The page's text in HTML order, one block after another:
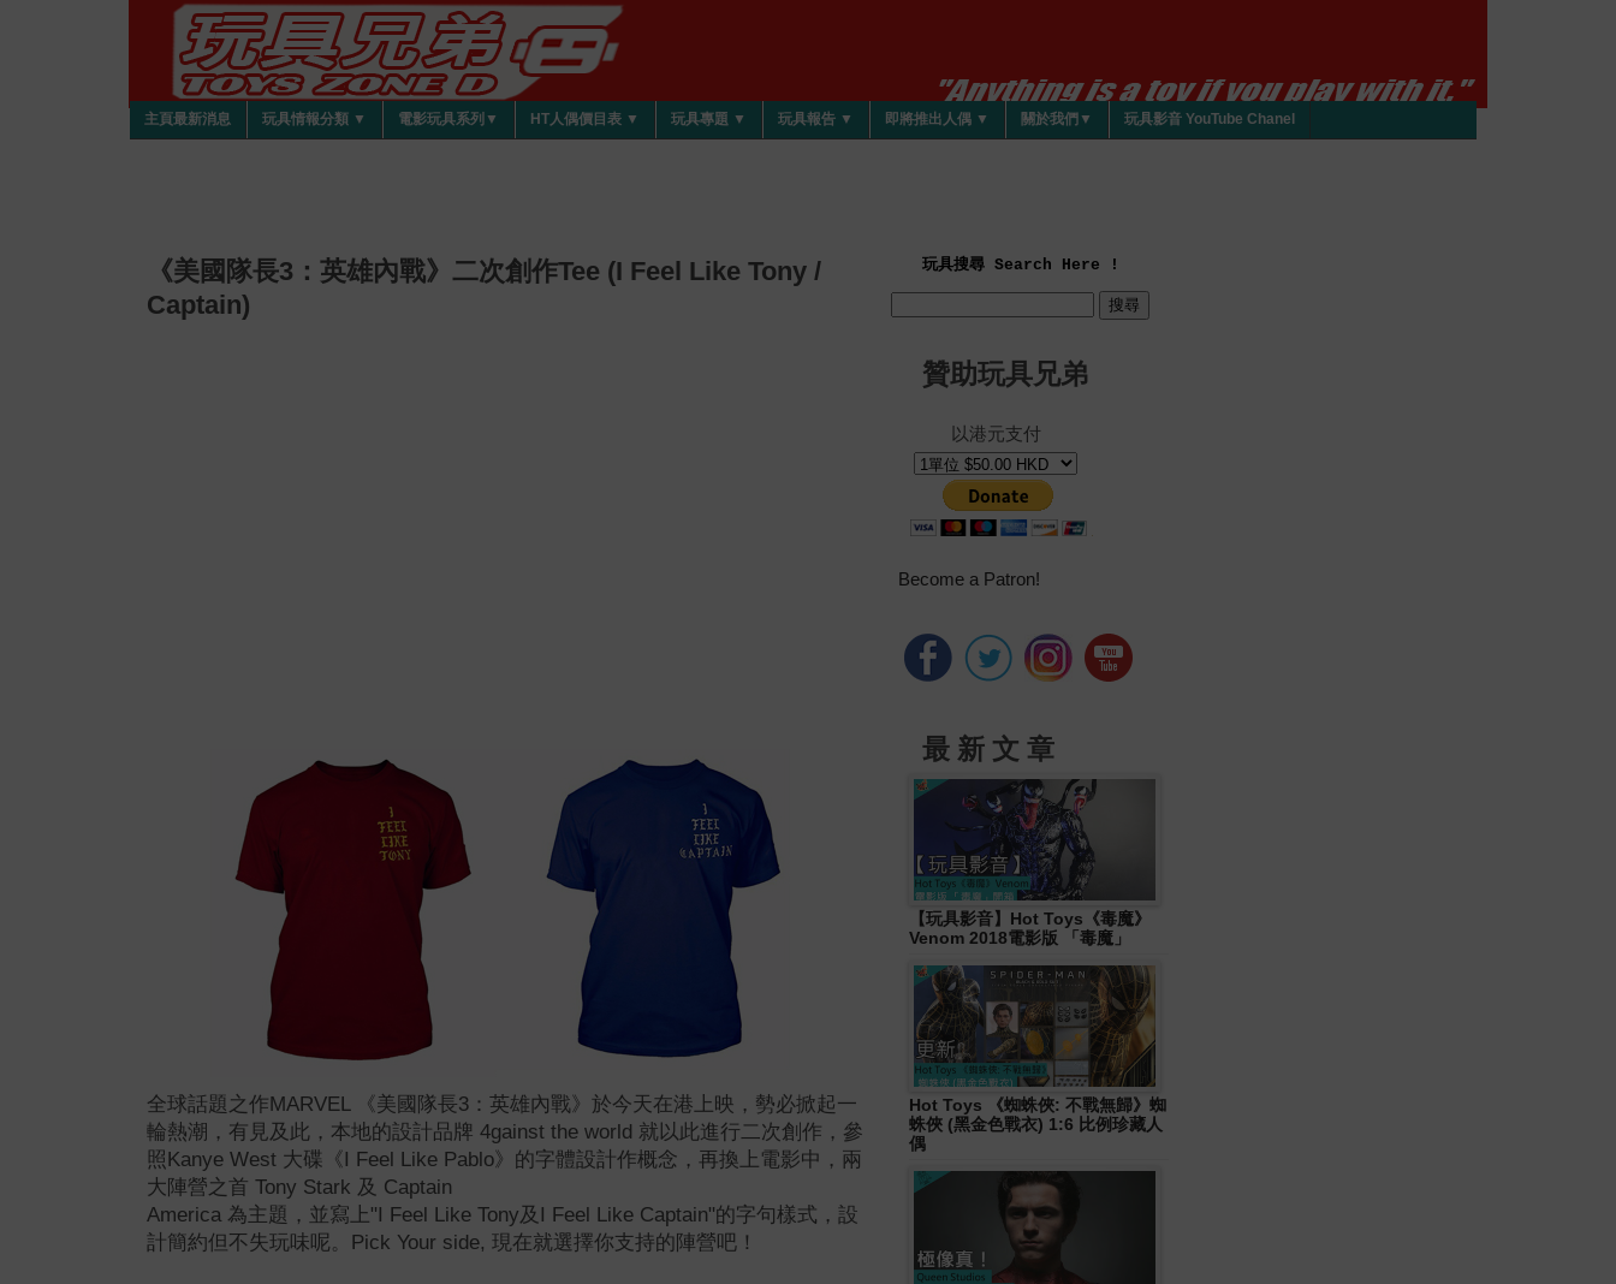
主頁最新消息 玩具情報分類 ▼ 電影玩具系列▼ HT人偶價目表 ▼ 玩具專題 ▼ 玩具報告 ▼ 即將推出人偶 ▼ 關於我們▼ 玩具影音 YouTube Chanel
《美國隊長3：英雄內戰》二次創作Tee (I Feel Like Tony /
Captain)
全球話題之作MARVEL 《美國隊長3：英雄內戰》於今天在港上映，勢必掀起一
輪熱潮，有見及此，本地的設計品牌 4gainst the world 就以此進行二次創作，參
照Kanye West 大碟《I Feel Like Pablo》的字體設計作概念，再換上電影中，兩
大陣營之首 Tony Stark 及 Captain
America 為主題，並寫上"I Feel Like Tony及I Feel Like Captain"的字句樣式，設
計簡約但不失玩味呢。Pick Your side, 現在就選擇你支持的陣營吧！
玩具搜尋 Search Here !
贊助玩具兄弟
以港元支付
Become a Patron!
最 新 文 章
【玩具影音】Hot Toys《毒魔》
Venom 2018電影版 「毒魔」
Hot Toys 《蜘蛛俠: 不戰無歸》蜘
蛛俠 (黑金色戰衣) 1:6 比例珍藏人
偶